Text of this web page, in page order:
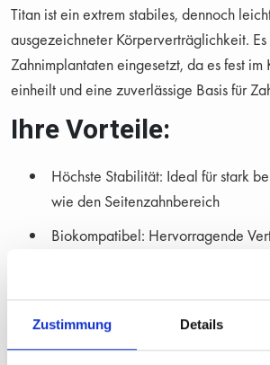
Zustimmung Details
Titan ist ein extrem stabiles, dennoch
ausgezeichneter Körperverträglichkeit.
Zahnimplantaten eingesetzt, da es fest im
einheilt und eine zuverlässige Basis für
Ihre Vorteile:
Höchste Stabilität: Ideal für stark
wie den Seitenzahnbereich
Biokompatibel: Hervorragende
Korrosionsbeständig: Reagiert
Materialien im Mund
Perfekte Osseointegration: Titan